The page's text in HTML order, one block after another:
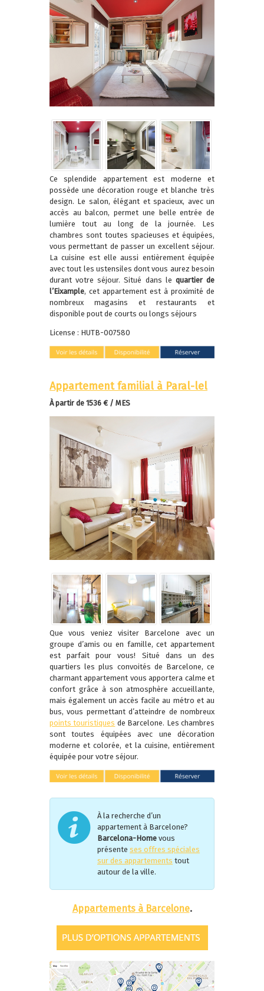
Ce splendide appartement est moderne et
possède une décoration rouge et blanche très
design. Le salon, élégant et spacieux, avec un
accès au balcon, permet une belle entrée de
lumière tout au long de la journée. Les
chambres sont toutes spacieuses et équipées,
vous permettant de passer un excellent séjour.
La cuisine est elle aussi entièrement équipée
avec tout les ustensiles dont vous aurez besoin
durant votre séjour. Situé dans le quartier de
l’Eixample, cet appartement est à proximité de
nombreux magasins et restaurants et
disponible pout de courts ou longs séjours
License : HUTB-007580
Appartement familial à Paral-lel
À partir de 1536 € / MES
Que vous veniez visiter Barcelone avec un
groupe d’amis ou en famille, cet appartement
est parfait pour vous! Situé dans un des
quartiers les plus convoités de Barcelone, ce
charmant appartement vous apportera calme et
confort grâce à son atmosphère accueillante,
mais également un accès facile au métro et au
bus, vous permettant d’atteindre de nombreux
points touristiques de Barcelone. Les chambres
sont toutes équipées avec une décoration
moderne et colorée, et la cuisine, entièrement
équipée pour votre séjour.
À la recherche d’un
appartement à Barcelone?
Barcelona-Home vous
présente ses offres spéciales
sur des appartements tout
autour de la ville.
Appartementsà Barcelone.